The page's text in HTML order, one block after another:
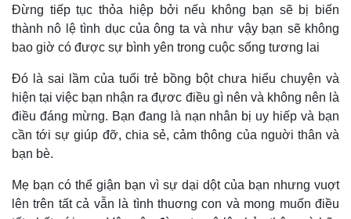
Khởi nghiệp
Tiêu dùng
Tỷ giá
Chứng khoán
Giá cà phê
Đừng tiếp tục thỏa hiệp bởi nếu không bạn sẽ bị biến
thành nô lệ tình dục của ông ta và như vậy bạn sẽ không
bao giờ có được sự bình yên trong cuộc sống tương lai
Đó là sai lầm của tuổi trẻ bồng bột chưa hiểu chuyện và
hiện tại việc bạn nhận ra đựơc điều gì nên và không nên là
điều đáng mừng. Bạn đang là nạn nhân bị uy hiếp và bạn
cần tới sự giúp đỡ, chia sẻ, cảm thông của nguời thân và
bạn bè.
Mẹ bạn có thể giận bạn vì sự dại dột của bạn nhưng vuợt
lên trên tất cả vẫn là tình thuơng con và mong muốn điều